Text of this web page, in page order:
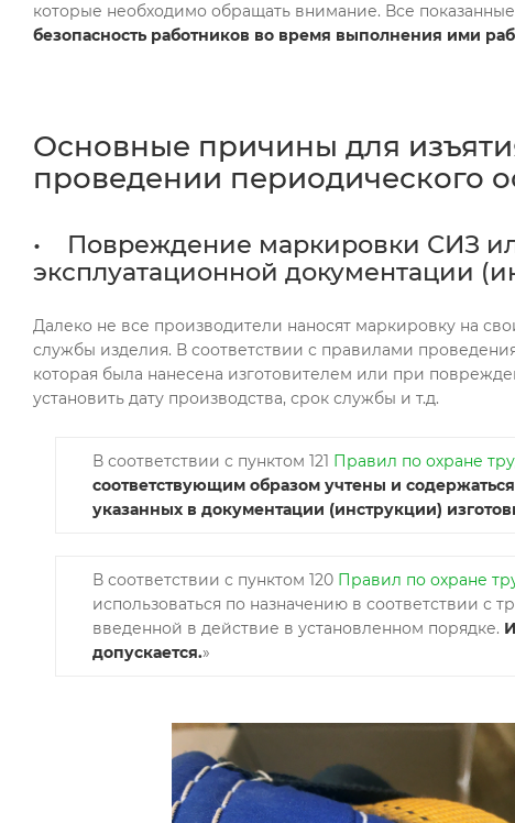
которые необходимо обращать внимание. Все
безопасность работников во время выполнения ими
Основные причины для
проведении периодического
• Повреждение маркировки СИЗ
эксплуатационной документации
Далеко не все производители наносят маркировку на
службы изделия. В соответствии с правилами
которая была нанесена изготовителем или при
установить дату производства, срок службы и т.д.
В соответствии с пунктом 121 Правил по охране
соответствующим образом учтены и
указанных в документации (инструкции)
В соответствии с пунктом 120 Правил по охране
использоваться по назначению в соответствии с
введенной в действие в установленном порядке.
допускается.»